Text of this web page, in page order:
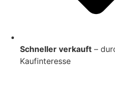
Schneller verkauft –
Kaufinteresse